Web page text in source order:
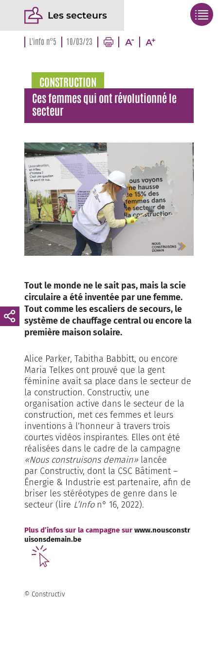
Les secteurs
L'info n°5 10/03/23
CONSTRUCTION
Ces femmes qui ont révolutionné le
secteur
Tout le monde ne le sait pas, mais la scie
circulaire a été inventée par une femme.
Tout comme les escaliers de secours, le
système de chauffage central ou encore la
première maison solaire.
Alice Parker, Tabitha Babbitt, ou encore
Maria Telkes ont prouvé que la gent
féminine avait sa place dans le secteur de
la construction. Constructiv, une
organisation active dans le secteur de la
construction, met ces femmes et leurs
inventions à l’honneur à travers trois
courtes vidéos inspirantes. Elles ont été
réalisées dans le cadre de la campagne
«Nous construisons demain» lancée
par Constructiv, dont la CSC Bâtiment –
Énergie & Industrie est partenaire, afin de
briser les stéréotypes de genre dans le
secteur (lire L’Infon° 16, 2022).
Plus d’infos sur la campagne sur www.nousconstr
uisonsdemain.be
© Constructiv